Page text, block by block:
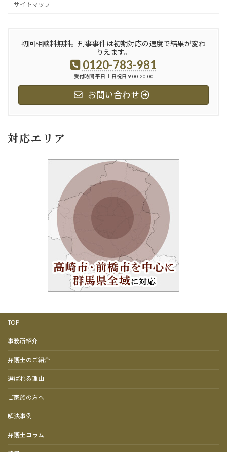
サイトマップ
初回相談料無料。刑事事件は初期対応の速度で結果が変わ
りえます。
0120-783-981
受付時間 平日 土日祝日 9:00-20:00
お問い合わせ
対応エリア
TOP
事務所紹介
弁護士のご紹介
選ばれる理由
ご家族の方へ
解決事例
弁護士コラム